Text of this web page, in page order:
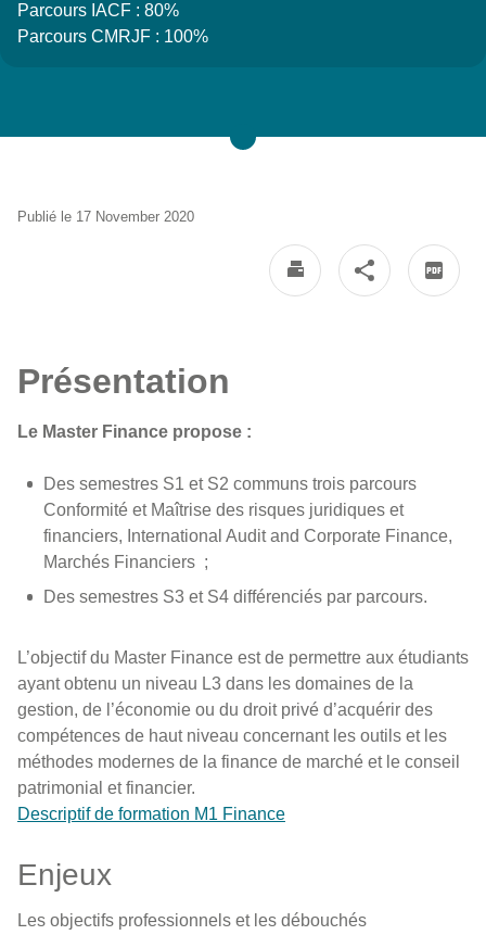
Parcours IACF : 80%
Parcours CMRJF : 100%
Publié le 17 November 2020
Présentation
Le Master Finance propose :
Des semestres S1 et S2 communs trois parcours
Conformité et Maîtrise des risques juridiques et
financiers, International Audit and Corporate Finance,
Marchés Financiers ;
Des semestres S3 et S4 différenciés par parcours.
L’objectif du Master Finance est de permettre aux étudiants
ayant obtenu un niveau L3 dans les domaines de la
gestion, de l’économie ou du droit privé d’acquérir des
compétences de haut niveau concernant les outils et les
méthodes modernes de la finance de marché et le conseil
patrimonial et financier.
Descriptif de formation M1 Finance
Enjeux
Les objectifs professionnels et les débouchés